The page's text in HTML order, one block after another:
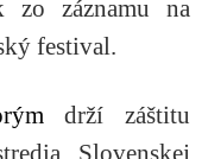
záznamu na
festival.
drží záštitu